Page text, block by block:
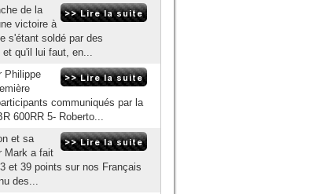
de la
victoire à
s'étant soldé par des
qu'il lui faut, en...
Philippe
communiqués par la
600RR 5- Roberto...
et sa
Mark a fait
et 39 points sur nos Français
des...